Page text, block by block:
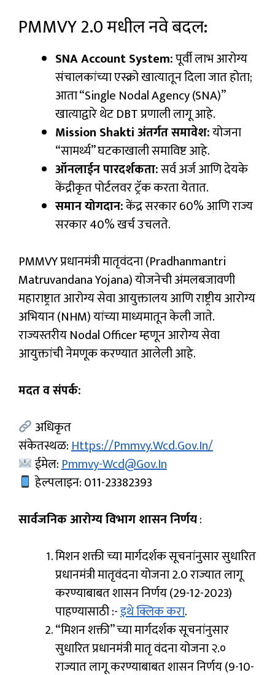
PMMVY 2.0 मधील नवे बदल:
SNA Account System:पूर्वी लाभ आरोग्य
संचालकांच्या एस्क्रो खात्यातून दिला जात होता;
आता “Single Nodal Agency (SNA)”
खात्याद्वारे थेट DBT प्रणाली लागू आहे.
Mission Shakti अंतर्गत समावेश:योजना
“सामर्थ्य” घटकाखाली समाविष्ट आहे.
ऑनलाईन पारदर्शकता:सर्व अर्ज आणि देयके
केंद्रीकृत पोर्टलवर ट्रॅक करता येतात.
समान योगदान:केंद्र सरकार 60% आणि राज्य
सरकार 40% खर्च उचलते.
PMMVY प्रधानमंत्री मातृवंदना (Pradhanmantri
Matruvandana Yojana) योजनेची अंमलबजावणी
महाराष्ट्रात आरोग्य सेवा आयुक्तालय आणि राष्ट्रीय आरोग्य
अभियान (NHM) यांच्या माध्यमातून केली जाते.
राज्यस्तरीय Nodal Officer म्हणून आरोग्य सेवा
आयुक्तांची नेमणूक करण्यात आलेली आहे.
मदत व संपर्क:
अधिकृत
संकेतस्थळ:Https://pmmvy.wcd.gov.in/
ईमेल:Pmmvy-Wcd@gov.in
हेल्पलाइन: 011-23382393
सार्वजनिक आरोग्य विभाग शासन निर्णय:
मिशन शक्ती च्या मार्गदर्शक सूचनांनुसार सुधारित
प्रधानमंत्री मातृवंदना योजना 2.0 राज्यात लागू
करण्याबाबत शासन निर्णय (29-12-2023)
पाहण्यासाठी :-इथे क्लिक करा.
“मिशन शक्ती” च्या मार्गदर्शक सूचनांनुसार
सुधारित प्रधानमंत्री मातृ वंदना योजना २.०
राज्यात लागू करण्याबाबत शासन निर्णय (9-10-